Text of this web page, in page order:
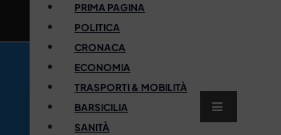
PRIMA PAGINA
POLITICA
CRONACA
ECONOMIA
TRASPORTI & MOBILITÀ
BARSICILIA
SANITÀ